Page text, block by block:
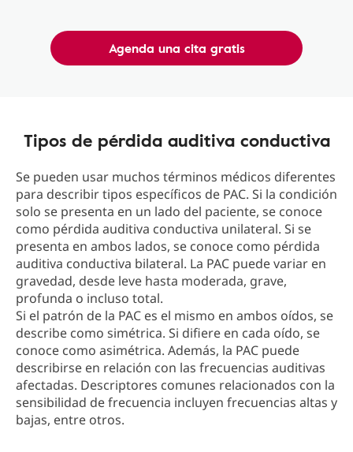
Agenda una cita gratis
Tipos de pérdida auditiva conductiva
Se pueden usar muchos términos médicos diferentes
para describir tipos específicos de PAC. Si la condición
solo se presenta en un lado del paciente, se conoce
como pérdida auditiva conductiva unilateral. Si se
presenta en ambos lados, se conoce como pérdida
auditiva conductiva bilateral. La PAC puede variar en
gravedad, desde leve hasta moderada, grave,
profunda o incluso total.
Si el patrón de la PAC es el mismo en ambos oídos, se
describe como simétrica. Si difiere en cada oído, se
conoce como asimétrica. Además, la PAC puede
describirse en relación con las frecuencias auditivas
afectadas. Descriptores comunes relacionados con la
sensibilidad de frecuencia incluyen frecuencias altas y
bajas, entre otros.